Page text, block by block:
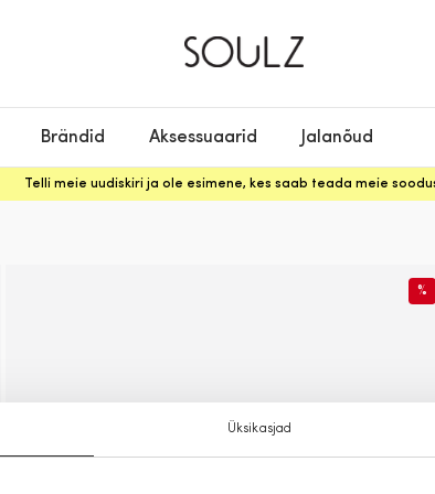
Üksikasjad
Brändid Aksessuaarid Jalanõud
Telli meie uudiskiri ja ole esimene, kes saab teada meie
%